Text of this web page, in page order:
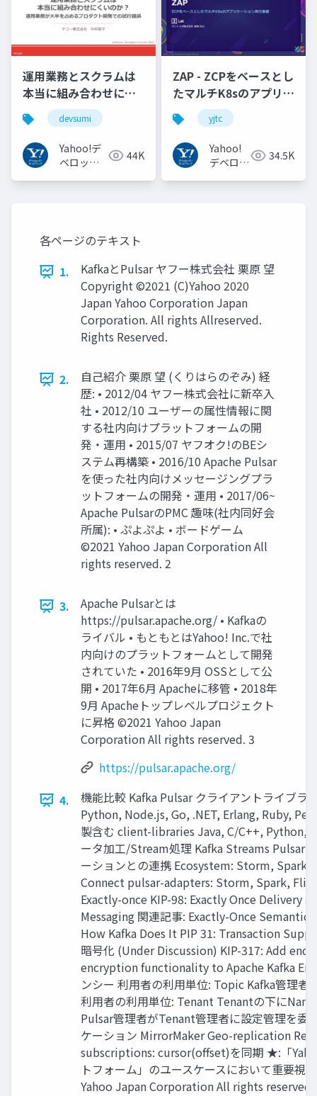
運用業務とスクラムは
本当に組み合わせにく
いのか︖運用業務が大
半を占めるプロダクト
開発での試行錯誤
devsumi
Yahoo!デ
ベロッパ
44K
ZAP - ZCPをベースとし
たマルチK8sのアプリケ
ーション実行基盤
#YJTC / YJTC21 B-3
yjtc
Yahoo!
デベロッ
34.5K
各ページのテキスト
1.
KafkaとPulsar ヤフー株式会社 栗原 望
Copyright ©2021 (C)Yahoo 2020
Japan Yahoo Corporation Japan
Corporation. All rights Allreserved.
Rights Reserved.
2.
⾃⼰紹介 栗原 望 (くりはらのぞみ) 経
歴: • 2012/04 ヤフー株式会社に新卒⼊
社 • 2012/10 ユーザーの属性情報に関
する社内向けプラットフォームの開
発・運⽤ • 2015/07 ヤフオク!のBEシ
ステム再構築 • 2016/10 Apache Pulsar
を使った社内向けメッセージングプラ
ットフォームの開発・運⽤ • 2017/06~
Apache PulsarのPMC 趣味(社内同好会
所属): • ぷよぷよ • ボードゲーム
©2021 Yahoo Japan Corporation All
rights reserved. 2
3.
Apache Pulsarとは
https://pulsar.apache.org/ • Kafkaの
ライバル • もともとはYahoo! Inc.で社
内向けのプラットフォームとして開発
されていた • 2016年9⽉ OSSとして公
開 • 2017年6⽉ Apacheに移管 • 2018年
9⽉ Apacheトップレベルプロジェクト
に昇格 ©2021 Yahoo Japan
Corporation All rights reserved. 3
https://pulsar.apache.org/
4.
機能⽐較 Kafka Pulsar クライアントライブラ
Python, Node.js, Go, .NET, Erlang, Ruby,
製含む client-libraries Java, C/C++, Python,
ータ加⼯/Stream処理 Kafka Streams Pulsar
ーションとの連携 Ecosystem: Storm,
Connect pulsar-adapters: Storm, Spark,
Exactly-once KIP-98: Exactly Once Delivery
Messaging 関連記事: Exactly-Once Semantics
How Kafka Does It PIP 31: Transaction
暗号化 (Under Discussion) KIP-317: Add
encryption functionality to Apache Kafka
ンシー 利⽤者の利⽤単位: Topic Kafka管理者
利⽤者の利⽤単位: Tenant Tenantの下に
Pulsar管理者がTenant管理者に設定管理を委
ケーション MirrorMaker Geo-replication
subscriptions: cursor(offset)を同期 ★:「
トフォーム」のユースケースにおいて重要視
Yahoo Japan Corporation All rights reserved.